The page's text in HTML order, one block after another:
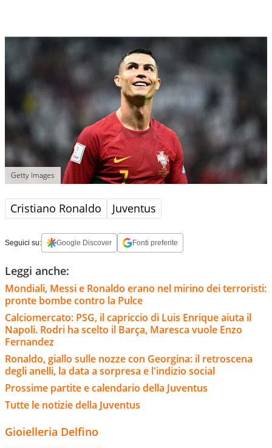
Getty Images
Cristiano Ronaldo Juventus
Seguici su: Google Discover Fonti preferite
Leggi anche:
Mondiali, Messi e Ronaldo erano nel mirino dei terroristi:
pronte bombe contro la Pulce
Calciomercato: PSG, il capriccio di Luis Enrique aiuta il
Napoli. Rodri ha scelto il Barça, Maresca vuole Enzo
Fernandez
Ronaldo, giallo sulle nozze con Georgina: il retroscena
degli anelli, la data a sorpresa e l'indizio social
Prossime partite e calendario della Juventus
Tutte le notizie della Juventus
Gioielleria Delfino